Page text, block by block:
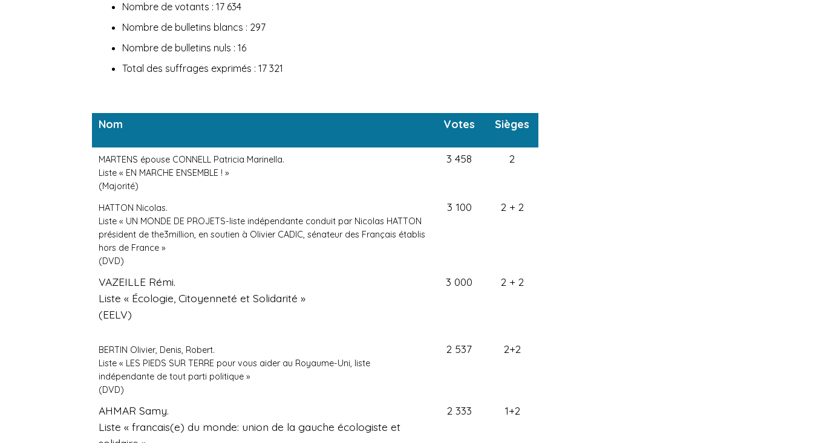
Nombre de votants : 17 634
Nombre de bulletins blancs : 297
Nombre de bulletins nuls : 16
Total des suffrages exprimés : 17 321
Nom Votes Sièges
MARTENS épouse CONNELL Patricia Marinella.
Liste « EN MARCHE ENSEMBLE ! »
(Majorité)
3 458 2
HATTON Nicolas.
Liste « UN MONDE DE PROJETS-liste indépendante conduit par Nicolas HATTON
président de the3million, en soutien à Olivier CADIC, sénateur des Français établis
hors de France »
(DVD)
3 100 2 + 2
VAZEILLE Rémi.
Liste « Écologie, Citoyenneté et Solidarité »
(EELV)
3 000 2 + 2
BERTIN Olivier, Denis, Robert.
Liste « LES PIEDS SUR TERRE pour vous aider au Royaume-Uni, liste
indépendante de tout parti politique »
(DVD)
2 537 2+2
AHMAR Samy.
Liste « francais(e) du monde: union de la gauche écologiste et
2 333 1+2